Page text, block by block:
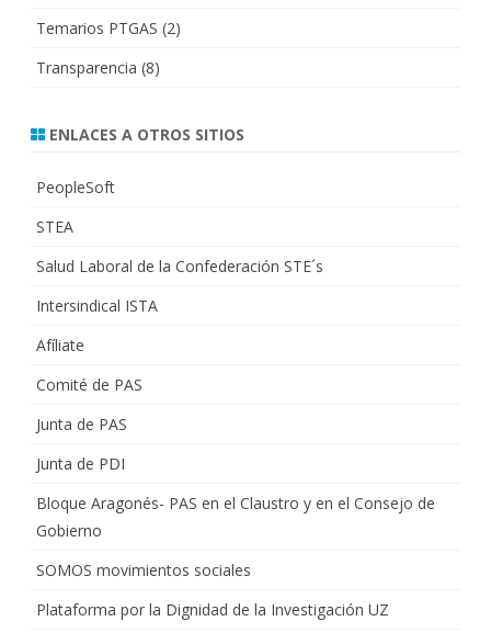
Temarios PTGAS (2)
Transparencia (8)
ENLACES A OTROS SITIOS
PeopleSoft
STEA
Salud Laboral de la Confederación STE´s
Intersindical ISTA
Afíliate
Comité de PAS
Junta de PAS
Junta de PDI
Bloque Aragonés- PAS en el Claustro y en el Consejo de
Gobierno
SOMOS movimientos sociales
Plataforma por la Dignidad de la Investigación UZ